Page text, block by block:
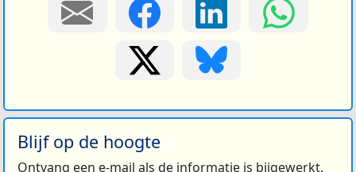
Blijf op de hoogte
Ontvang een e-mail als de informatie is bijgewerkt.